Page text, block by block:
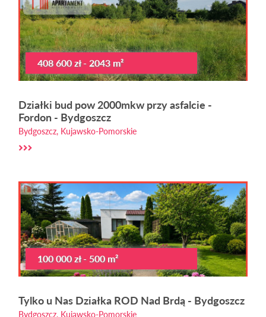
408 600 zł - 2043 m²
Działki bud pow 2000mkw przy asfalcie -
Fordon - Bydgoszcz
Bydgoszcz, Kujawsko-Pomorskie
100 000 zł - 500 m²
Tylko u Nas Działka ROD Nad Brdą - Bydgoszcz
Bydgoszcz, Kujawsko-Pomorskie